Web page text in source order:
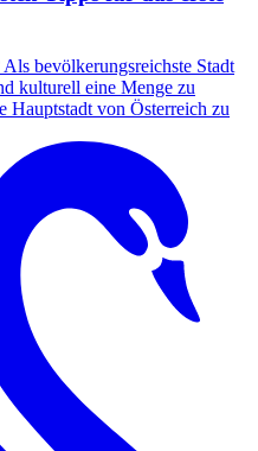
bevölkerungsreichste Stadt
kulturell eine Menge zu
Hauptstadt von Österreich zu